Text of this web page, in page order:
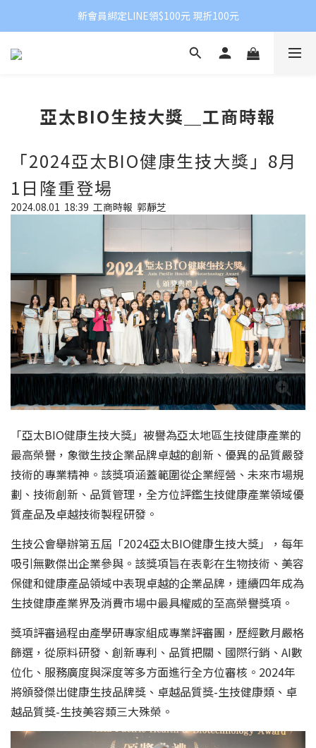
新會員綁定LINE領$100元 現折100元
亞太BIO生技大獎＿工商時報
「2024亞太BIO健康生技大獎」8月
1日隆重登場
2024.08.01 18:39 工商時報 郭靜芝
「亞太BIO健康生技大獎」被譽為亞太地區生技健康產業的
最高榮譽，象徵生技企業品牌卓越的創新、優異的品質嚴發
技術的專業精神。該獎項涵蓋範圍從企業經營、未來市場規
劃、技術創新、品質管理，全方位評鑑生技健康產業領域優
質產品及卓越技術製程研發。
生技公會舉辦第五屆「2024亞太BIO健康生技大獎」，每年
吸引無數傑出企業參與。該獎項旨在表彰在生物技術、美容
保健和健康產品領域中表現卓越的企業品牌，連續四年成為
生技健康產業界及消費市場中最具權威的至高榮譽獎項。
獎項評審過程由產學研專家組成專業評審團，歷經數月嚴格
篩選，從原料研發、創新專利、品質把關、國際行銷、AI數
位化、服務廣度與深度等多方面進行全方位審核。2024年
將頒發傑出健康生技品牌獎、卓越品質獎-生技健康類、卓
越品質獎-生技美容類三大殊榮。